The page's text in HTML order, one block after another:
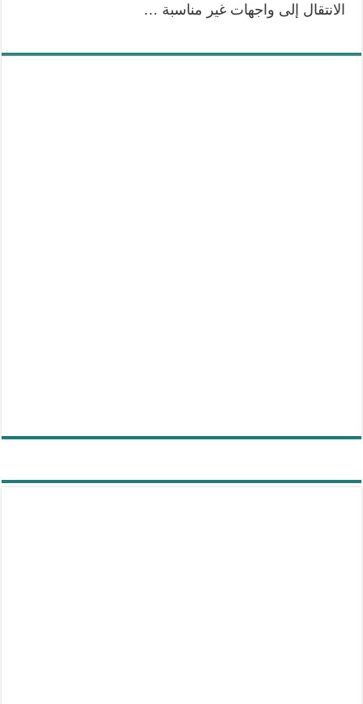
الانتقال إلى واجهات غير مناسبة …